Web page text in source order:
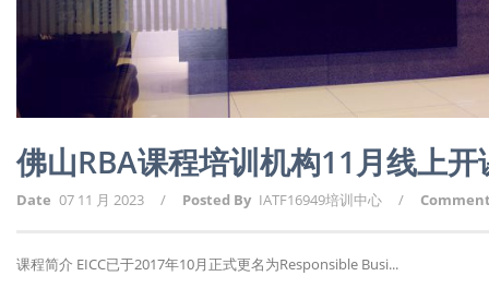
佛山RBA课程培训机构11月线上
Date 07 11 月 2023 / Posted By IATF16949培训中心 /
课程简介 EICC已于2017年10月正式更名为Responsible Busi...